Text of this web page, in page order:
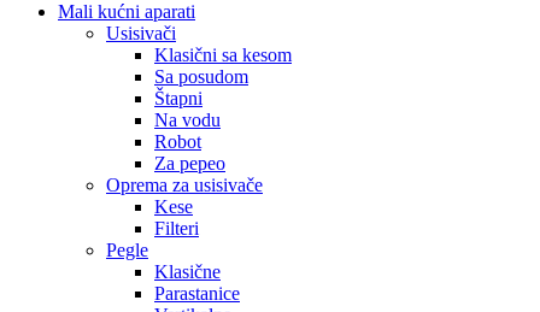
Mali kućni aparati
Usisivači
Klasični sa kesom
Sa posudom
Štapni
Na vodu
Robot
Za pepeo
Oprema za usisivače
Kese
Filteri
Pegle
Klasične
Parastanice